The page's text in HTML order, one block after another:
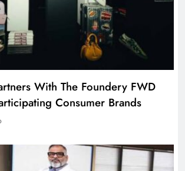
With The Foundery FWD
Consumer Brands